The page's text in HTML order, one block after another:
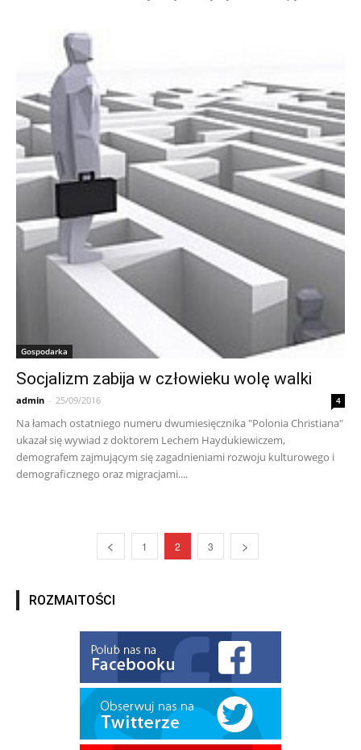
Gospodarka
Socjalizm zabija w człowieku wolę walki
admin - 25/09/2016 4
Na łamach ostatniego numeru dwumiesięcznika "Polonia Christiana"
ukazał się wywiad z doktorem Lechem Haydukiewiczem,
demografem zajmującym się zagadnieniami rozwoju kulturowego i
demograficznego oraz migracjami....
1 2 3
ROZMAITOŚCI